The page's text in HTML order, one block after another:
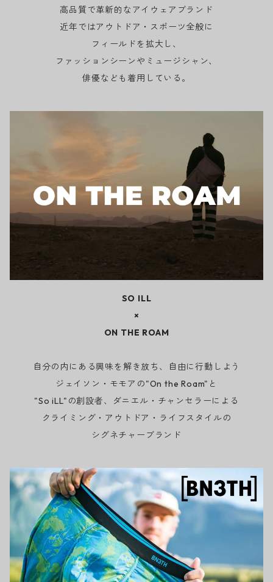
高品質で革新的なアイウェアブランド
近年ではアウトドア・スポーツ全般に
フィールドを拡大し、
ファッションシーンやミュージシャン、
俳優なども着用している。
SO ILL
×
ON THE ROAM
自分の内にある興味を解き放ち、自由に行動しよう
ジェイソン・モモアの"On the Roam"と
"So iLL"の創設者、ダニエル・チャンセラーによる
クライミング・アウトドア・ライフスタイルの
シグネチャーブランド